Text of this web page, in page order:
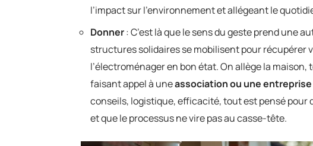
l’impact sur l’environnement et allégeant le
Donner: C’est là que le sens du geste prend une
structures solidaires se mobilisent pour récupérer
l’électroménager en bon état. On allège la
faisant appel à uneassociation ou une
conseils, logistique, efficacité, tout est pensé
et que le processus ne vire pas au casse-tête.